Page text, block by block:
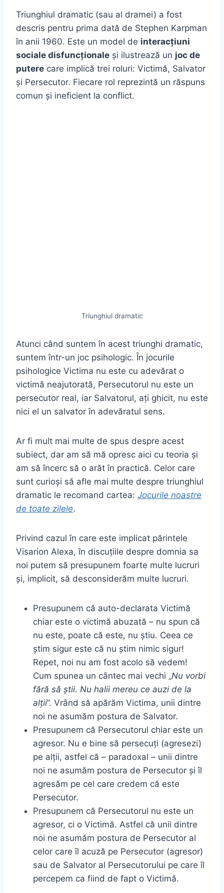
Triunghiul dramatic (sau al dramei) a fost
descris pentru prima dată de Stephen Karpman
în anii 1960. Este un model de interacțiuni
sociale disfuncționale și ilustrează un joc de
putere care implică trei roluri: Victimă, Salvator
și Persecutor. Fiecare rol reprezintă un răspuns
comun și ineficient la conflict.
Triunghiul dramatic
Atunci când suntem în acest triunghi dramatic,
suntem într-un joc psihologic. În jocurile
psihologice Victima nu este cu adevărat o
victimă neajutorată, Persecutorul nu este un
persecutor real, iar Salvatorul, ați ghicit, nu este
nici el un salvator în adevăratul sens.
Ar fi mult mai multe de spus despre acest
subiect, dar am să mă opresc aici cu teoria și
am să încerc să o arăt în practică. Celor care
sunt curioși să afle mai multe despre triunghiul
dramatic le recomand cartea: Jocurile noastre
de toate zilele.
Privind cazul în care este implicat părintele
Visarion Alexa, în discuțiile despre domnia sa
noi putem să presupunem foarte multe lucruri
și, implicit, să desconsiderăm multe lucruri.
Presupunem că auto-declarata Victimă
chiar este o victimă abuzată – nu spun că
nu este, poate că este, nu știu. Ceea ce
știm sigur este că nu știm nimic sigur!
Repet, noi nu am fost acolo să vedem!
Cum spunea un cântec mai vechi „Nu vorbi
fără să știi. Nu halii mereu ce auzi de la
alții”. Vrând să apărăm Victima, unii dintre
noi ne asumăm postura de Salvator.
Presupunem că Persecutorul chiar este un
agresor. Nu e bine să persecuți (agresezi)
pe alții, astfel că – paradoxal – unii dintre
noi ne asumăm postura de Persecutor și îl
agresăm pe cel care credem că este
Persecutor.
Presupunem că Persecutorul nu este un
agresor, ci o Victimă. Astfel că unii dintre
noi ne asumăm postura de Persecutor al
celor care îl acuză pe Persecutor (agresor)
sau de Salvator al Persecutorului pe care îl
percepem ca fiind de fapt o Victimă.